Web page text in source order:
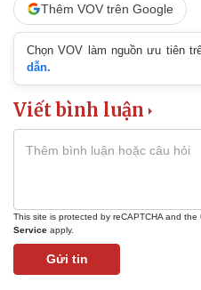
Kinh tế
Bất động sản
Thêm VOV trên Google
Chọn VOV làm nguồn ưu tiên
dẫn.
Viết bình luận
This site is protected by reCAPTCHA and the
Service apply.
Gửi tin